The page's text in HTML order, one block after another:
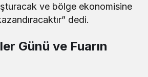
ve bölge ekonomisine
dedi.
Günü ve Fuarın